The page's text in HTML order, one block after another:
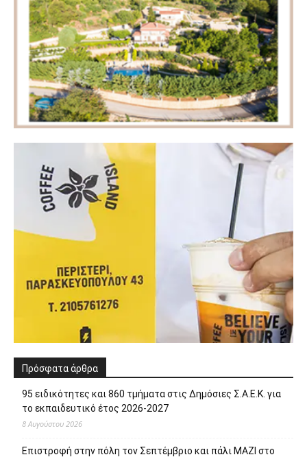
Πρόσφατα άρθρα
95 ειδικότητες και 860 τμήματα στις Δημόσιες Σ.Α.Ε.Κ. για
το εκπαιδευτικό έτος 2026-2027
8 Αυγούστου 2026
Επιστροφή στην πόλη τον Σεπτέμβριο και πάλι ΜΑΖΙ στο